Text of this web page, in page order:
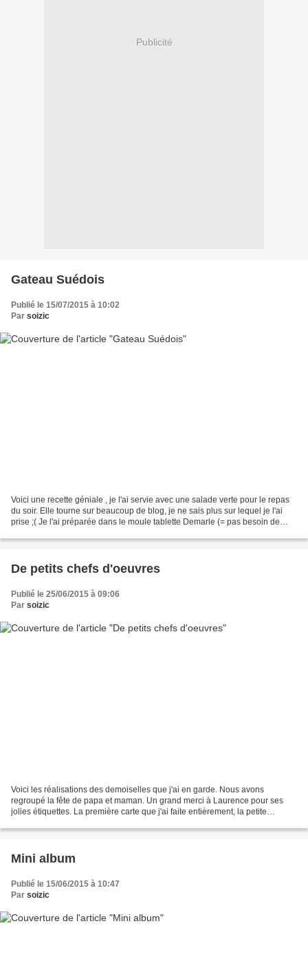
Publicité
Gateau Suédois
Publié le 15/07/2015 à 10:02
Par soizic
Voici une recette géniale , je l'ai servie avec une salade verte pour le repas
du soir. Elle tourne sur beaucoup de blog, je ne sais plus sur lequel je l'ai
prise ;( Je l'ai préparée dans le moule tablette Demarle (= pas besoin de
De petits chefs d'oeuvres
Publié le 25/06/2015 à 09:06
Par soizic
Voici les réalisations des demoiselles que j'ai en garde. Nous avons
regroupé la fête de papa et maman. Un grand merci à Laurence pour ses
jolies étiquettes. La première carte que j'ai faite entièrement, la petite
Mini album
Publié le 15/06/2015 à 10:47
Par soizic